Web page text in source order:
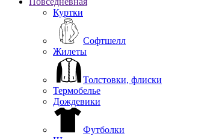
Куртки
Софтшелл
Жилеты
Толстовки, флиски
Термобелье
Дождевики
Футболки